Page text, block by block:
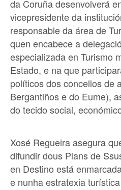
da Coruña desenvolverá
vicepresidente da
responsable da área de
quen encabece a
especializada en Turismo
Estado, e na que
políticos dos concellos de
Bergantiños e do Eume),
do tecido social,
Xosé Regueira asegura
difundir dous Plans de
en Destino está
e nunha estratexia